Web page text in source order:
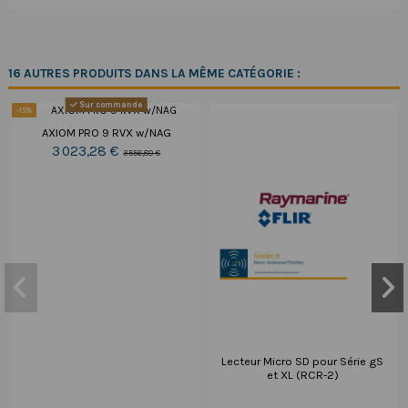
16 AUTRES PRODUITS DANS LA MÊME CATÉGORIE :
-15%
Sur commande
AXIOM PRO 9 RVX w/NAG
3 023,28 €3 556,80 €
Lecteur Micro SD pour Série gS
et XL (RCR-2)